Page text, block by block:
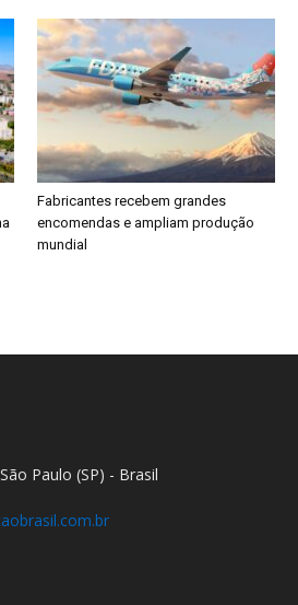
Fabricantes recebem grandes
encomendas e ampliam produção
mundial
Paulo (SP) - Brasil